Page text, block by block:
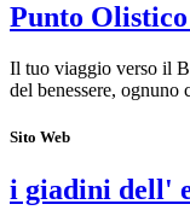
Punto
Il tuo viaggio verso il
del benessere,
Sito Web
i giadini dell'